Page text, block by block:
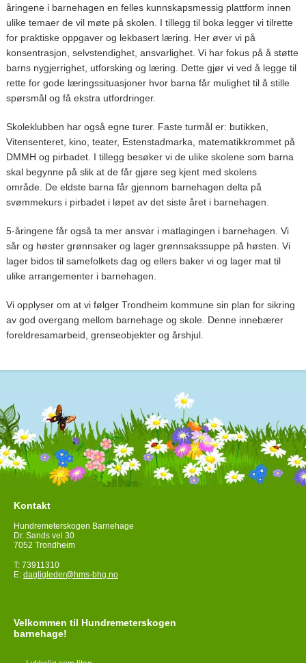
åringene i barnehagen en felles kunnskapsmessig plattform innen
ulike temaer de vil møte på skolen. I tillegg til boka legger vi tilrette
for praktiske oppgaver og lekbasert læring. Her øver vi på
konsentrasjon, selvstendighet, ansvarlighet. Vi har fokus på å støtte
barns nygjerrighet, utforsking og læring. Dette gjør vi ved å legge til
rette for gode læringssituasjoner hvor barna får mulighet til å stille
spørsmål og få ekstra utfordringer.
Skoleklubben har også egne turer. Faste turmål er: butikken,
Vitensenteret, kino, teater, Estenstadmarka, matematikkrommet på
DMMH og pirbadet. I tillegg besøker vi de ulike skolene som barna
skal begynne på slik at de får gjøre seg kjent med skolens
område. De eldste barna får gjennom barnehagen delta på
svømmekurs i pirbadet i løpet av det siste året i barnehagen.
5-åringene får også ta mer ansvar i matlagingen i barnehagen. Vi
sår og høster grønnsaker og lager grønnsakssuppe på høsten. Vi
lager bidos til samefolkets dag og ellers baker vi og lager mat til
ulike arrangementer i barnehagen.
Vi opplyser om at vi følger Trondheim kommune sin plan for sikring
av god overgang mellom barnehage og skole. Denne innebærer
foreldresamarbeid, grenseobjekter og årshjul.
Kontakt
Hundremeterskogen Barnehage
Dr. Sands vei 30
7052 Trondheim
T: 73911310
E: dagligleder@hms-bhg.no
Velkommen til Hundremeterskogen
barnehage!